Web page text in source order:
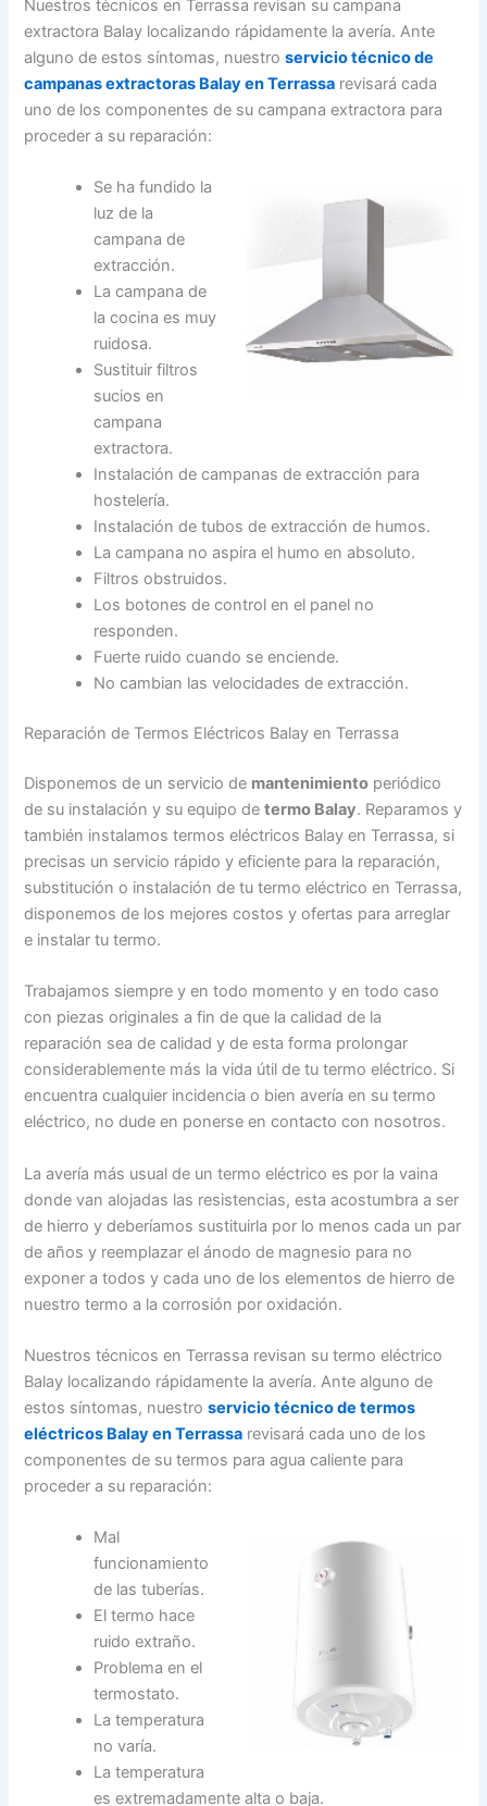
Nuestros técnicos en Terrassa revisan su campana
extractora Balay localizando rápidamente la avería. Ante
alguno de estos síntomas, nuestroservicio técnico de
campanas extractoras Balay en Terrassa revisará cada
uno de los componentes de su campana extractora para
proceder a su reparación:
Se ha fundido la
luz de la
campana de
extracción.
La campana de
la cocina es muy
ruidosa.
Sustituir filtros
sucios en
campana
extractora.
Instalación de campanas de extracción para
hostelería.
Instalación de tubos de extracción de humos.
La campana no aspira el humo en absoluto.
Filtros obstruidos.
Los botones de control en el panel no
responden.
Fuerte ruido cuando se enciende.
No cambian las velocidades de extracción.
Reparación de Termos Eléctricos Balay en Terrassa
Disponemos de un servicio de mantenimiento periódico
de su instalación y su equipo determo Balay. Reparamos y
también instalamos termos eléctricos Balay en Terrassa, si
precisas un servicio rápido y eficiente para la reparación,
substitución o instalación de tu termo eléctrico en Terrassa,
disponemos de los mejores costos y ofertas para arreglar
e instalar tu termo.
Trabajamos siempre y en todo momento y en todo caso
con piezas originales a fin de que la calidad de la
reparación sea de calidad y de esta forma prolongar
considerablemente más la vida útil de tu termo eléctrico. Si
encuentra cualquier incidencia o bien avería en su termo
eléctrico, no dude en ponerse en contacto con nosotros.
La avería más usual de un termo eléctrico es por la vaina
donde van alojadas las resistencias, esta acostumbra a ser
de hierro y deberíamos sustituirla por lo menos cada un par
de años y reemplazar el ánodo de magnesio para no
exponer a todos y cada uno de los elementos de hierro de
nuestro termo a la corrosión por oxidación.
Nuestros técnicos en Terrassa revisan su termo eléctrico
Balay localizando rápidamente la avería. Ante alguno de
estos síntomas, nuestroservicio técnico de termos
eléctricos Balay en Terrassa revisará cada uno de los
componentes de su termos para agua caliente para
proceder a su reparación:
Mal
funcionamiento
de las tuberías.
El termo hace
ruido extraño.
Problema en el
termostato.
La temperatura
no varía.
La temperatura
es extremadamente alta o baja.